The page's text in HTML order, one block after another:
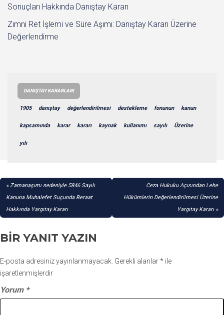
Sonuçları Hakkında Danıştay Kararı
Zımni Ret İşlemi ve Süre Aşımı: Danıştay Kararı Üzerine
Değerlendirme
DANIŞTAY KARARLARI
1905 danıştay değerlendirilmesi destekleme fonunun kanun
kapsamında karar kararı kaynak kullanımı sayılı Üzerine
yılı
YAZI
GEZINMESI
Zamanaşımı nedeniyle 5846 Sayılı
Kanuna Muhalefet Suçunda Beraat
Hakkında Yargıtay Kararı
Ceza Hukuku Açısından Lehe
Hükümlerin Değerlendirilmesi Üzerine
Yargıtay Kararı
BIR YANIT YAZIN
E-posta adresiniz yayınlanmayacak. Gerekli alanlar* ile
işaretlenmişlerdir
Yorum *